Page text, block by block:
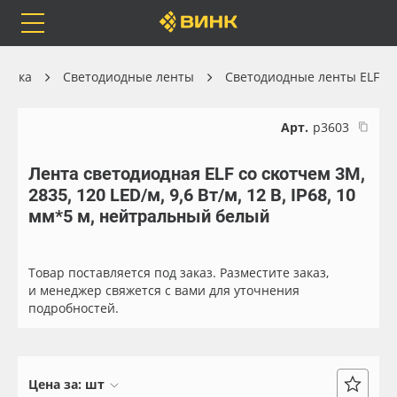
Каталог
Orafol
Бренды
Доставка
Весь каталог
Рулонные материалы
Самоклеящиеся плёнки
Листовые материалы
Светодиодные ленты Светодиодные ленты ELF
Арт. р3603
Лента светодиодная ELF со скотчем 3М,
2835, 120 LED/м, 9,6 Вт/м, 12 В, IP68, 10
мм*5 м, нейтральный белый
Товар поставляется под заказ. Разместите заказ,
и менеджер свяжется с вами для уточнения
подробностей.
Цена за: шт